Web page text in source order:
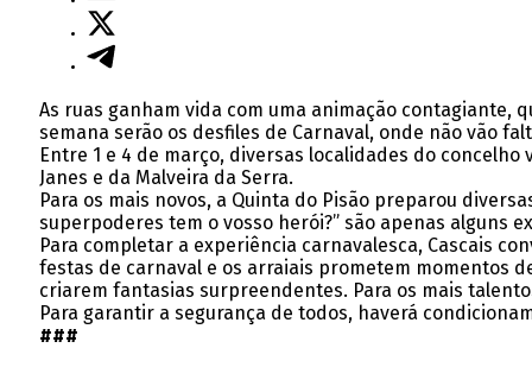
As ruas ganham vida com uma animação contagiante,
semana serão os desfiles de Carnaval, onde não vão
Entre 1 e 4 de março, diversas localidades do
Janes e da Malveira da Serra.
Para os mais novos, a Quinta do Pisão preparou
superpoderes tem o vosso herói?” são apenas alguns
Para completar a experiência carnavalesca, Cascais
festas de carnaval e os arraiais prometem momentos
criarem fantasias surpreendentes. Para os mais
Para garantir a segurança de todos, haverá
###